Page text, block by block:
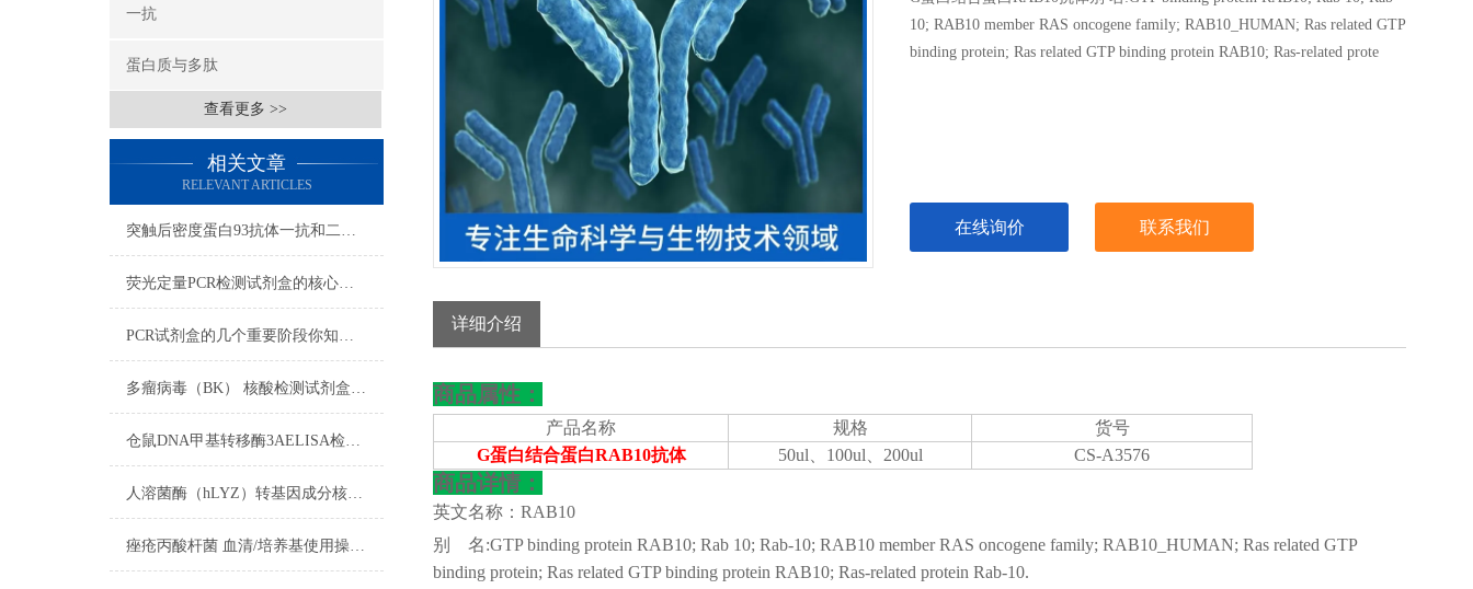
一抗
蛋白质与多肽
查看更多 >>
相关文章
RELEVANT ARTICLES
突触后密度蛋白93抗体一抗和二抗的区别
荧光定量PCR检测试剂盒的核心在于“实时”与“定量”
PCR试剂盒的几个重要阶段你知道吗？
多瘤病毒（BK） 核酸检测试剂盒（PCR-荧光探针法）反应流程常规程序
仓鼠DNA甲基转移酶3AELISA检测试剂盒​使用注意说明
人溶菌酶（hLYZ）转基因成分核酸检测试剂盒​的试剂准备
痤疮丙酸杆菌 血清/培养基使用操作方法
10; RAB10 member RAS oncogene family; RAB10_HUMAN; Ras related GTP
binding protein; Ras related GTP binding protein RAB10; Ras-related prote
在线询价 联系我们
详细介绍
商品属性：
产品名称 规格
货号
G蛋白结合蛋白RAB10抗体
50ul、100ul、200ul CS-A3576
商品详情：
英文名称： RAB10
别
名:GTP binding protein RAB10; Rab 10; Rab-10; RAB10 member RAS oncogene family; RAB10_HUMAN; Ras related GTP
binding protein; Ras related GTP binding protein RAB10; Ras-related protein Rab-10.